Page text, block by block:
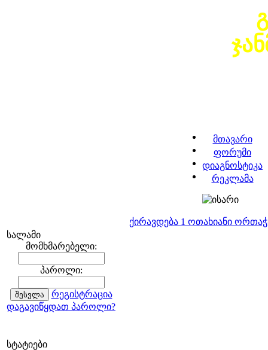
მთავარი
ფორუმი
დიაგნოსტიკა
რეკლამა
ქირავდება 1 ოთახიანი
სალამი
მომხმარებელი:
პაროლი:
რეგისტრაცია
დაგავიწყდათ პაროლი?
სტატიები